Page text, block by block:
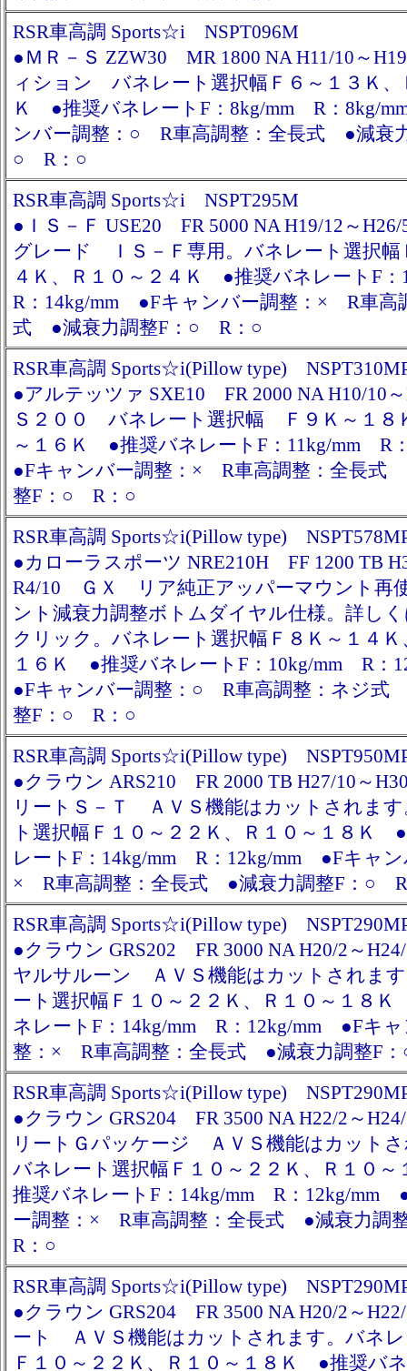
RSR車高調 Sports☆i NSPT096M
●ＭＲ－Ｓ ZZW30 MR 1800 NA H11/10～
ィション バネレート選択幅Ｆ６～１３Ｋ、
Ｋ ●推奨バネレートF：8kg/mm R：8kg/
ンバー調整：○ R車高調整：全長式 ●減衰
○ R：○
RSR車高調 Sports☆i NSPT295M
●ＩＳ－Ｆ USE20 FR 5000 NA H19/12～
グレード ＩＳ－Ｆ専用。バネレート選択幅
４Ｋ、Ｒ１０～２４Ｋ ●推奨バネレートF
R：14kg/mm ●Fキャンバー調整：× R車高
式 ●減衰力調整F：○ R：○
RSR車高調 Sports☆i(Pillow type)
●アルテッツァ SXE10 FR 2000 NA H10/10
Ｓ２００ バネレート選択幅 Ｆ９Ｋ～１８
～１６Ｋ ●推奨バネレートF：11kg/mm R
●Fキャンバー調整：× R車高調整：全長式
整F：○ R：○
RSR車高調 Sports☆i(Pillow type)
●カローラスポーツ NRE210H FF 1200 TB
R4/10 ＧＸ リア純正アッパーマウント再
ント減衰力調整ボトムダイヤル仕様。詳し
クリック。バネレート選択幅Ｆ８Ｋ～１４Ｋ
１６Ｋ ●推奨バネレートF：10kg/mm R
●Fキャンバー調整：○ R車高調整：ネジ式
整F：○ R：○
RSR車高調 Sports☆i(Pillow type)
●クラウン ARS210 FR 2000 TB H27/10～
リートＳ－Ｔ ＡＶＳ機能はカットされま
ト選択幅Ｆ１０～２２Ｋ、Ｒ１０～１８Ｋ
レートF：14kg/mm R：12kg/mm ●Fキャン
× R車高調整：全長式 ●減衰力調整F：○
RSR車高調 Sports☆i(Pillow type)
●クラウン GRS202 FR 3000 NA H20/2～
ヤルサルーン ＡＶＳ機能はカットされま
ート選択幅Ｆ１０～２２Ｋ、Ｒ１０～１８
ネレートF：14kg/mm R：12kg/mm ●Fキャ
整：× R車高調整：全長式 ●減衰力調整F
RSR車高調 Sports☆i(Pillow type)
●クラウン GRS204 FR 3500 NA H22/2～
リートＧパッケージ ＡＶＳ機能はカット
バネレート選択幅Ｆ１０～２２Ｋ、Ｒ１０
推奨バネレートF：14kg/mm R：12kg/mm
ー調整：× R車高調整：全長式 ●減衰力
R：○
RSR車高調 Sports☆i(Pillow type)
●クラウン GRS204 FR 3500 NA H20/2～
ート ＡＶＳ機能はカットされます。バネレ
Ｆ１０～２２Ｋ、Ｒ１０～１８Ｋ ●推奨バ